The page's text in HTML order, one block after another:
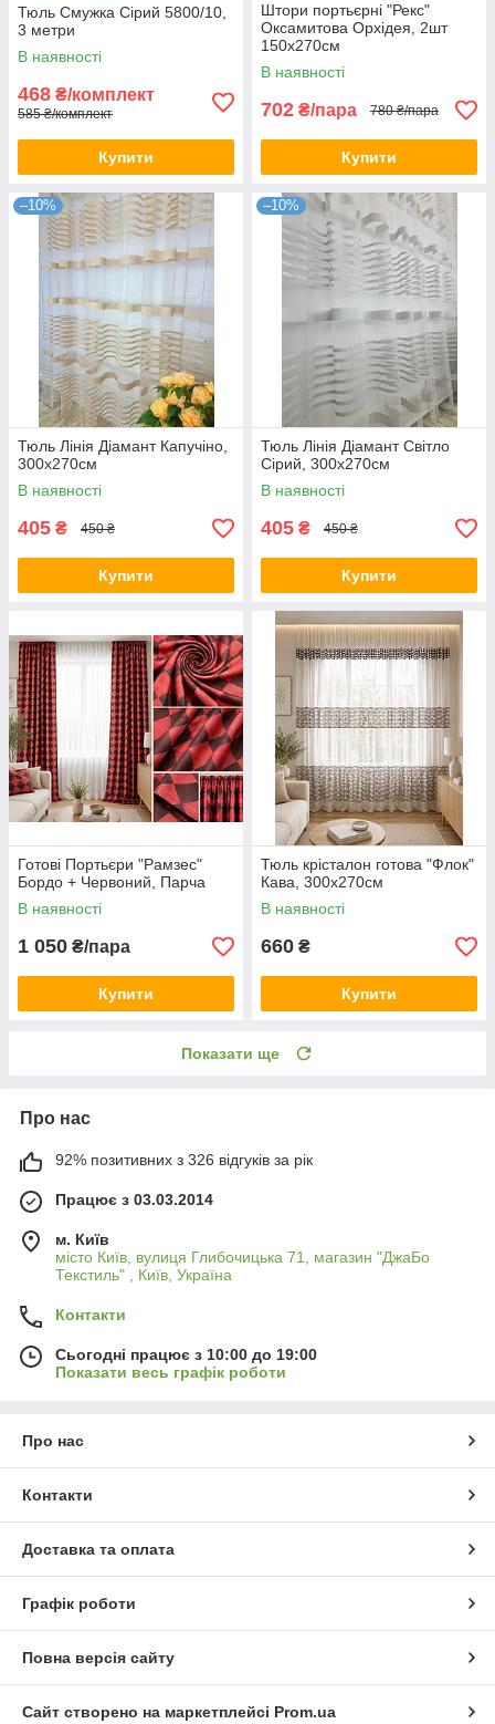
Тюль Смужка Сірий 5800/10,
3 метри
В наявності
468 ₴/комплект
585 ₴/комплект
Купити
Штори портьєрні "Рекс"
Оксамитова Орхідея, 2шт
150х270см
В наявності
702 ₴/пара 780 ₴/пара
Купити
–10%
Тюль Лінія Діамант Капучіно,
300х270см
В наявності
405 ₴ 450 ₴
Купити
–10%
Тюль Лінія Діамант Світло
Сірий, 300х270см
В наявності
405 ₴ 450 ₴
Купити
Готові Портьєри "Рамзес"
Бордо + Червоний, Парча
В наявності
1 050 ₴/пара
Купити
Тюль крісталон готова "Флок"
Кава, 300х270см
В наявності
660 ₴
Купити
Показати ще
Про нас
92% позитивних з 326 відгуків за рік
Працює з 03.03.2014
м. Київ
місто Київ, вулиця Глибочицька 71, магазин "ДжаБо
Текстиль" , Київ, Україна
Контакти
Сьогодні працює з 10:00 до 19:00
Показати весь графік роботи
Про нас
Контакти
Доставка та оплата
Графік роботи
Повна версія сайту
Сайт створено на маркетплейсі Prom.ua